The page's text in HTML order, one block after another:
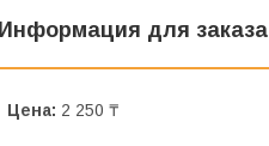
Информация для заказа
Цена: 2 250 ₸